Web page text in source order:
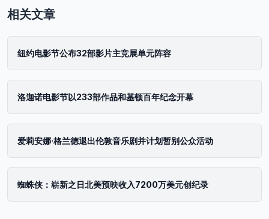
相关文章
纽约电影节公布32部影片主竞展单元阵容
洛迦诺电影节以233部作品和基顿百年纪念开幕
爱莉安娜·格兰德退出伦敦音乐剧并计划暂别公众活动
蜘蛛侠：崭新之日北美预映收入7200万美元创纪录